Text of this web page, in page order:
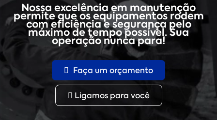
Nossa excelência em manutenção
permite que os equipamentos rodem
com eficiência e segurança pelo
máximo de tempo possível. Sua
operação nunca para!
Faça um orçamento
Ligamos para você